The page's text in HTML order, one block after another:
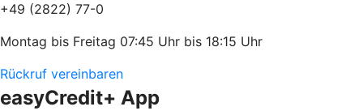
+49 (2822) 77-0
Montag bis Freitag 07:45 Uhr bis 18:15 Uhr
Rückruf vereinbaren
easyCredit+ App